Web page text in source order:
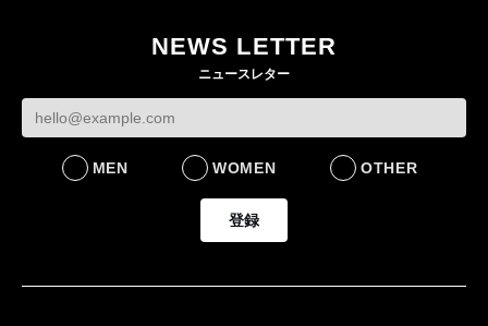
NEWS LETTER
ニュースレター
MEN WOMEN OTHER
登録